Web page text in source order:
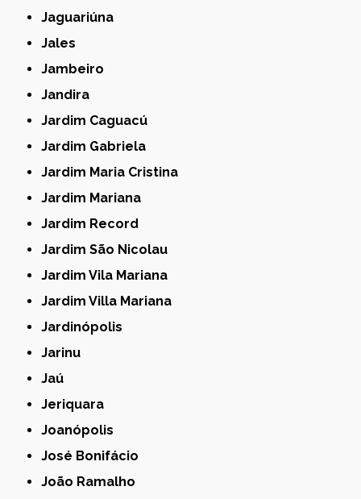
Jaguariúna
Jales
Jambeiro
Jandira
Jardim Caguacú
Jardim Gabriela
Jardim Maria Cristina
Jardim Mariana
Jardim Record
Jardim São Nicolau
Jardim Vila Mariana
Jardim Villa Mariana
Jardinópolis
Jarinu
Jaú
Jeriquara
Joanópolis
José Bonifácio
João Ramalho